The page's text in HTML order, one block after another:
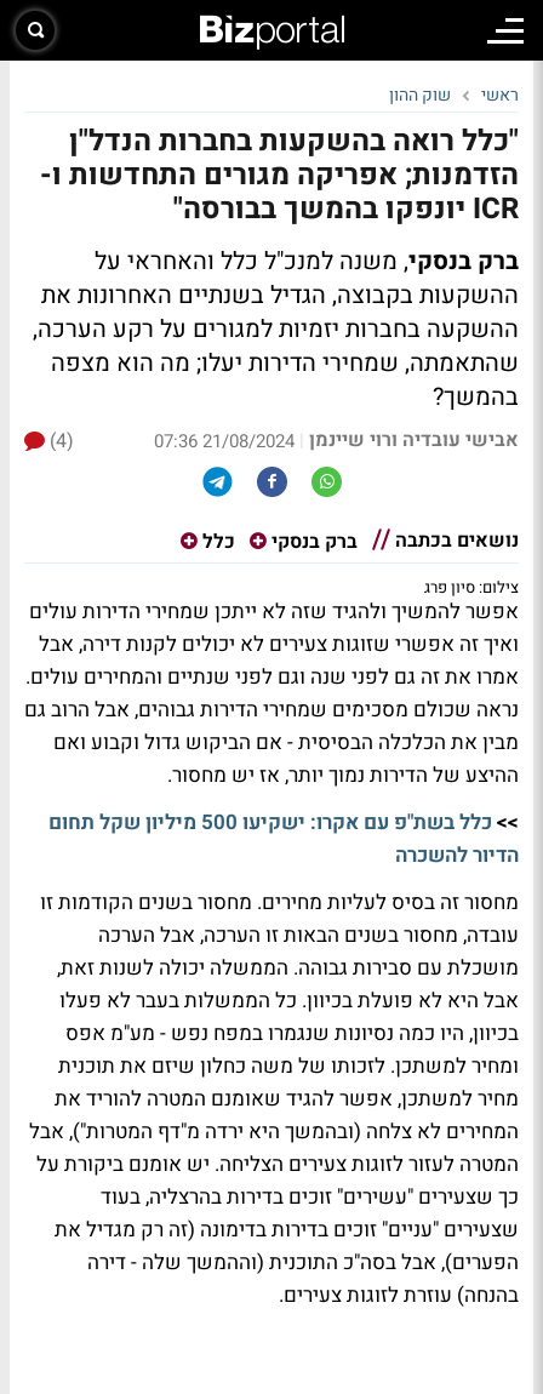
ראשי שוק ההון
"כלל רואה בהשקעות בחברות הנדל"ן
הזדמנות; אפריקה מגורים התחדשות ו-
ICR יונפקו בהמשך בבורסה"
ברק בנסקי, משנה למנכ"ל כלל והאחראי על
ההשקעות בקבוצה, הגדיל בשנתיים האחרונות את
ההשקעה בחברות יזמיות למגורים על רקע הערכה,
שהתאמתה, שמחירי הדירות יעלו; מה הוא מצפה
בהמשך?
אבישי עובדיה ורוי שיינמן |
21/08/2024 07:36
(4)
נושאים בכתבה ברק בנסקי כלל
צילום: סיון פרג
אפשר להמשיך ולהגיד שזה לא ייתכן שמחירי הדירות עולים
ואיך זה אפשרי שזוגות צעירים לא יכולים לקנות דירה, אבל
אמרו את זה גם לפני שנה וגם לפני שנתיים והמחירים עולים.
נראה שכולם מסכימים שמחירי הדירות גבוהים, אבל הרוב גם
מבין את הכלכלה הבסיסית - אם הביקוש גדול וקבוע ואם
ההיצע של הדירות נמוך יותר, אז יש מחסור.
>>
כלל בשת"פ עם אקרו: ישקיעו 500 מיליון שקל תחום
הדיור להשכרה
מחסור זה בסיס לעליות מחירים. מחסור בשנים הקודמות זו
עובדה, מחסור בשנים הבאות זו הערכה, אבל הערכה
מושכלת עם סבירות גבוהה. הממשלה יכולה לשנות זאת,
אבל היא לא פועלת בכיוון. כל הממשלות בעבר לא פעלו
בכיוון, היו כמה נסיונות שנגמרו במפח נפש - מע"מ אפס
ומחיר למשתכן. לזכותו של משה כחלון שיזם את תוכנית
מחיר למשתכן, אפשר להגיד שאומנם המטרה להוריד את
המחירים לא צלחה (ובהמשך היא ירדה מ"דף המטרות"), אבל
המטרה לעזור לזוגות צעירים הצליחה. יש אומנם ביקורת על
כך שצעירים "עשירים" זוכים בדירות בהרצליה, בעוד
שצעירים "עניים" זוכים בדירות בדימונה (זה רק מגדיל את
הפערים), אבל בסה"כ התוכנית (וההמשך שלה - דירה
בהנחה) עוזרת לזוגות צעירים.